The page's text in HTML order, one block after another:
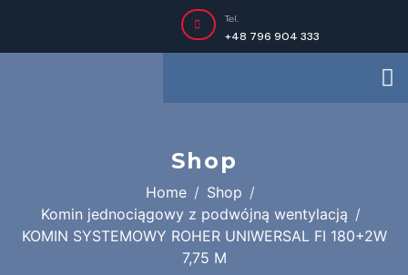
+48 796 904 333
Tel.
Shop
Home
Shop
Komin jednociągowy z podwójną wentylacją
KOMIN SYSTEMOWY ROHER UNIWERSAL FI 180+2W
7,75 M